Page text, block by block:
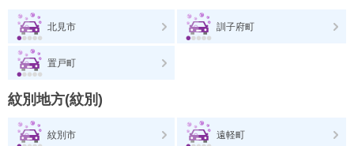
北見市 訓子府町
置戸町
紋別地方(紋別)
紋別市 遠軽町